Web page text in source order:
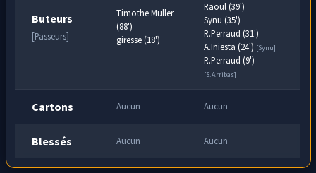
Buteurs
[Passeurs]
Timothe Muller
(88')
giresse (18')
Raoul (39')
Synu (35')
R.Perraud (31')
A.Iniesta (24') [Synu]
R.Perraud (9')
[S.Arribas]
Cartons Aucun Aucun
Blessés Aucun Aucun